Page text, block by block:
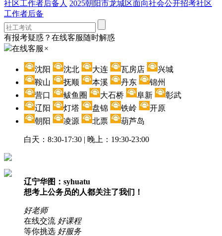
社区工作者后备人 2025朝阳市龙城区面向社会公开招考社区
工作者后备
有报考疑惑？在线客服随时解惑
在线客服 ×
沈阳 沈北 大连 瓦房店
兴城
鞍山
抚顺 本溪 丹东
锦州
营口
鲅鱼圈 大石桥 阜新
彰武
辽阳
灯塔 盘锦 铁岭
开原
朝阳
凌源 北票 葫芦岛
白天：8:30-17:30 | 晚上：19:30-23:00
辽宁华图：syhuatu
想考上公务员的人都关注了我们！
好老师
在线交流 好课程
等你挑选 好服务